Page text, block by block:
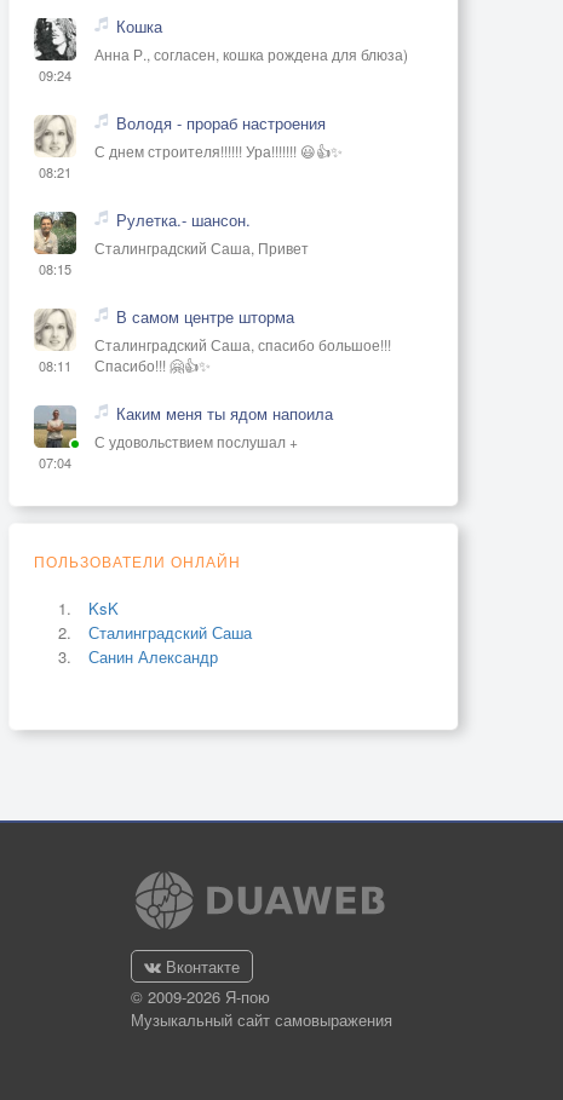
09:24
Кошка
Анна Р., согласен, кошка рождена для блюза)
08:21
Володя - прораб настроения
С днем строителя!!!!!! Ура!!!!!!! 😃👍✨
08:15
Рулетка.- шансон.
Сталинградский Саша, Привет
08:11
В самом центре шторма
Сталинградский Саша, спасибо большое!!!
Спасибо!!! 🤗👍✨
07:04
Каким меня ты ядом напоила
С удовольствием послушал +
ПОЛЬЗОВАТЕЛИ ОНЛАЙН
KsK
Сталинградский Саша
Санин Александр
Вконтакте
© 2009-2026 Я-пою
Музыкальный сайт самовыражения